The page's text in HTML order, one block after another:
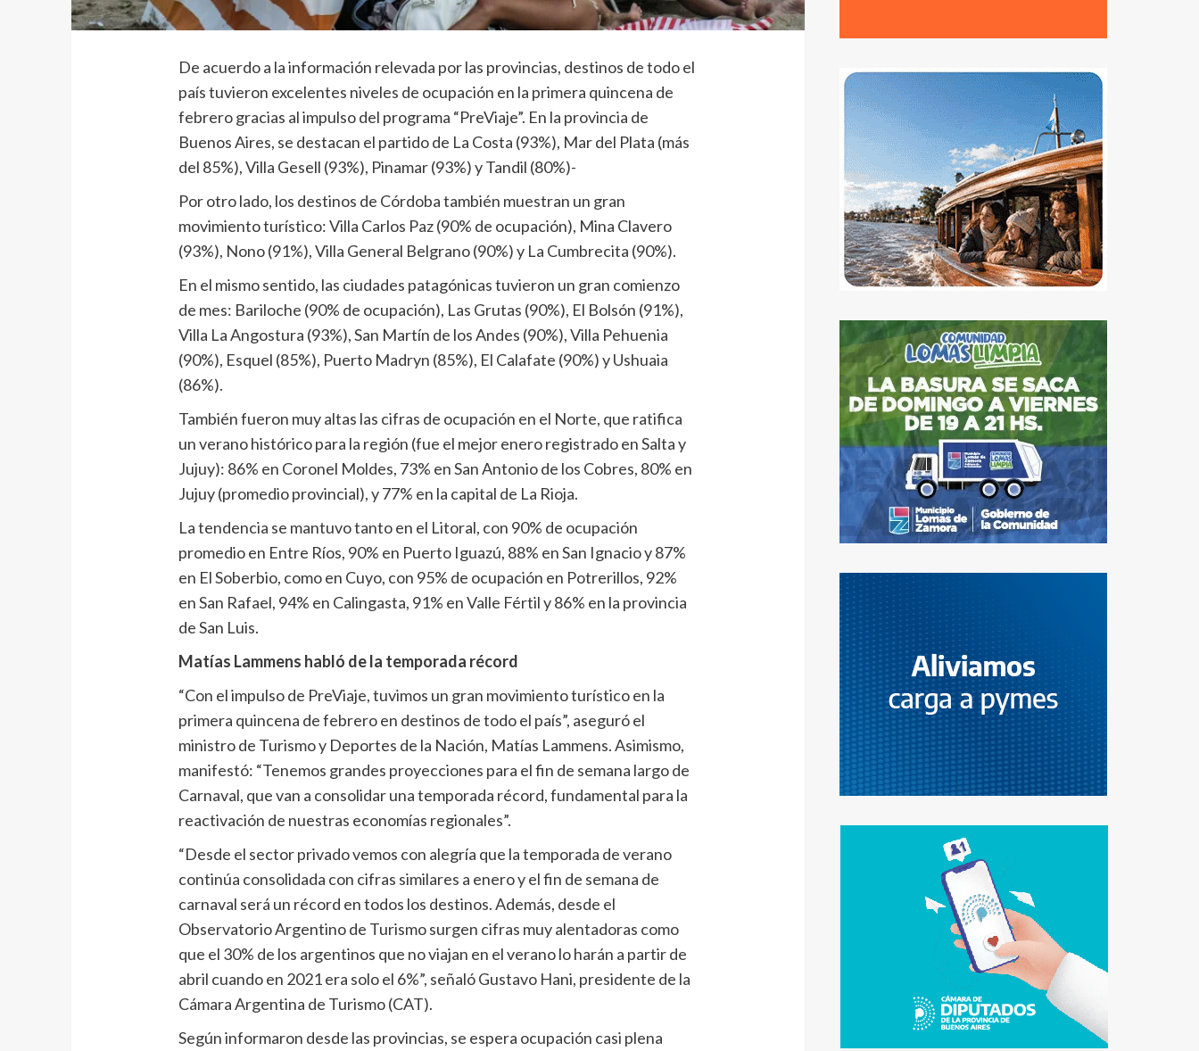
De acuerdo a la información relevada por las provincias, destinos de todo el
país tuvieron excelentes niveles de ocupación en la primera quincena de
febrero gracias al impulso del programa “PreViaje”. En la provincia de
Buenos Aires, se destacan el partido de La Costa (93%), Mar del Plata (más
del 85%), Villa Gesell (93%), Pinamar (93%) y Tandil (80%)-
Por otro lado, los destinos de Córdoba también muestran un gran
movimiento turístico: Villa Carlos Paz (90% de ocupación), Mina Clavero
(93%), Nono (91%), Villa General Belgrano (90%) y La Cumbrecita (90%).
En el mismo sentido, las ciudades patagónicas tuvieron un gran comienzo
de mes: Bariloche (90% de ocupación), Las Grutas (90%), El Bolsón (91%),
Villa La Angostura (93%), San Martín de los Andes (90%), Villa Pehuenia
(90%), Esquel (85%), Puerto Madryn (85%), El Calafate (90%) y Ushuaia
(86%).
También fueron muy altas las cifras de ocupación en el Norte, que ratifica
un verano histórico para la región (fue el mejor enero registrado en Salta y
Jujuy): 86% en Coronel Moldes, 73% en San Antonio de los Cobres, 80% en
Jujuy (promedio provincial), y 77% en la capital de La Rioja.
La tendencia se mantuvo tanto en el Litoral, con 90% de ocupación
promedio en Entre Ríos, 90% en Puerto Iguazú, 88% en San Ignacio y 87%
en El Soberbio, como en Cuyo, con 95% de ocupación en Potrerillos, 92%
en San Rafael, 94% en Calingasta, 91% en Valle Fértil y 86% en la provincia
de San Luis.
Matías Lammens habló de la temporada récord
“Con el impulso de PreViaje, tuvimos un gran movimiento turístico en la
primera quincena de febrero en destinos de todo el país”, aseguró el
ministro de Turismo y Deportes de la Nación, Matías Lammens. Asimismo,
manifestó: “Tenemos grandes proyecciones para el fin de semana largo de
Carnaval, que van a consolidar una temporada récord, fundamental para la
reactivación de nuestras economías regionales”.
“Desde el sector privado vemos con alegría que la temporada de verano
continúa consolidada con cifras similares a enero y el fin de semana de
carnaval será un récord en todos los destinos. Además, desde el
Observatorio Argentino de Turismo surgen cifras muy alentadoras como
que el 30% de los argentinos que no viajan en el verano lo harán a partir de
abril cuando en 2021 era solo el 6%”, señaló Gustavo Hani, presidente de la
Cámara Argentina de Turismo (CAT).
Según informaron desde las provincias, se espera ocupación casi plena